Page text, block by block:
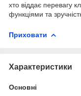
хто віддає перевагу
функціями та
Приховати
Характеристики
Основні